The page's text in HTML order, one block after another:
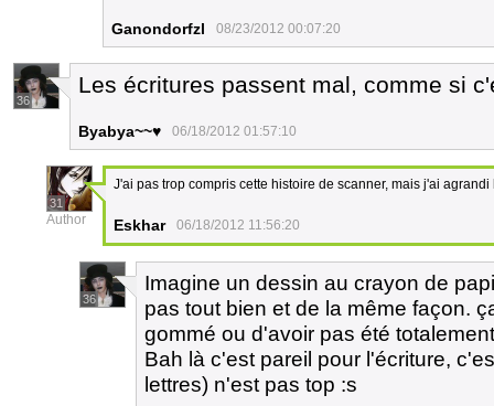
Ganondorfzl 08/23/2012 00:07:20
36
Les écritures passent mal, comme si
Byabya~~♥ 06/18/2012 01:57:10
31
Author
J'ai pas trop compris cette histoire de scanner, mais j'ai
Eskhar 06/18/2012 11:56:20
36
Imagine un dessin au crayon de
pas tout bien et de la même façon.
gommé ou d'avoir pas été
Bah là c'est pareil pour l'écriture,
lettres) n'est pas top :s